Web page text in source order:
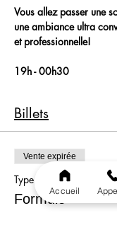
Vous allez passer une
une ambiance ultra
et professionnelle!
19h - 00h30
Billets
Vente expirée
Type de billet
Formule
Accueil